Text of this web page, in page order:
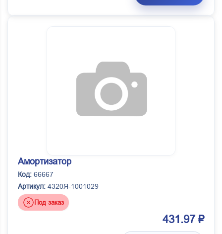
Амортизатор
Код: 66667
Артикул: 4320Я-1001029
Под заказ
431.97 ₽